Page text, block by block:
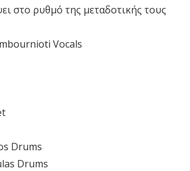
στο ρυθμό της μεταδοτικής τους
Vocals
Drums
Drums